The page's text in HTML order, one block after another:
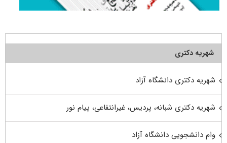
شهریه دکتری
شهریه دکتری دانشگاه آزاد
شهریه دکتری شبانه، پردیس، غیرانتفاعی، پیام نور
وام دانشجویی دانشگاه آزاد